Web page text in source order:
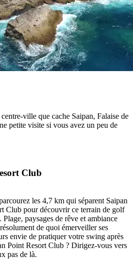
ville que cache Saipan, Falaise de
petite visite si vous avez un peu de
Club
les 4,7 km qui séparent Saipan
Club pour découvrir ce terrain de golf
paysages de rêve et ambiance
de quoi émerveiller ses
envie de pratiquer votre swing après
Point Resort Club ? Dirigez-vous vers
pas de là.